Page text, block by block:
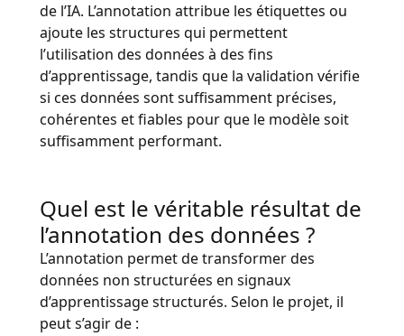
Tous les secteurs
de l’IA. L’annotation attribue les étiquettes ou
ajoute les structures qui permettent
l’utilisation des données à des fins
d’apprentissage, tandis que la validation vérifie
si ces données sont suffisamment précises,
cohérentes et fiables pour que le modèle soit
suffisamment performant.
Quel est le véritable résultat de
l’annotation des données ?
L’annotation permet de transformer des
données non structurées en signaux
d’apprentissage structurés. Selon le projet, il
peut s’agir de :